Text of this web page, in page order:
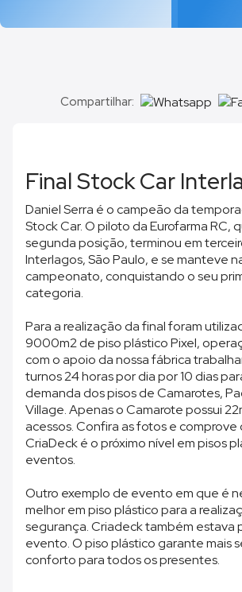
Compartilhar:
Final Stock Car
Daniel Serra é o campeão da
Stock Car. O piloto da Eurofarma RC,
segunda posição, terminou em
Interlagos, São Paulo, e se manteve
campeonato, conquistando o seu
categoria.
Para a realização da final foram
9000m2 de piso plástico Pixel,
com o apoio da nossa fábrica
turnos 24 horas por dia por 10 dias
demanda dos pisos de Camarotes,
Village. Apenas o Camarote possui
acessos. Confira as fotos e comprove
CriaDeck é o próximo nível em pisos
eventos.
Outro exemplo de evento em que é
melhor em piso plástico para a
segurança. Criadeck também estava
evento. O piso plástico garante mais
conforto para todos os presentes.